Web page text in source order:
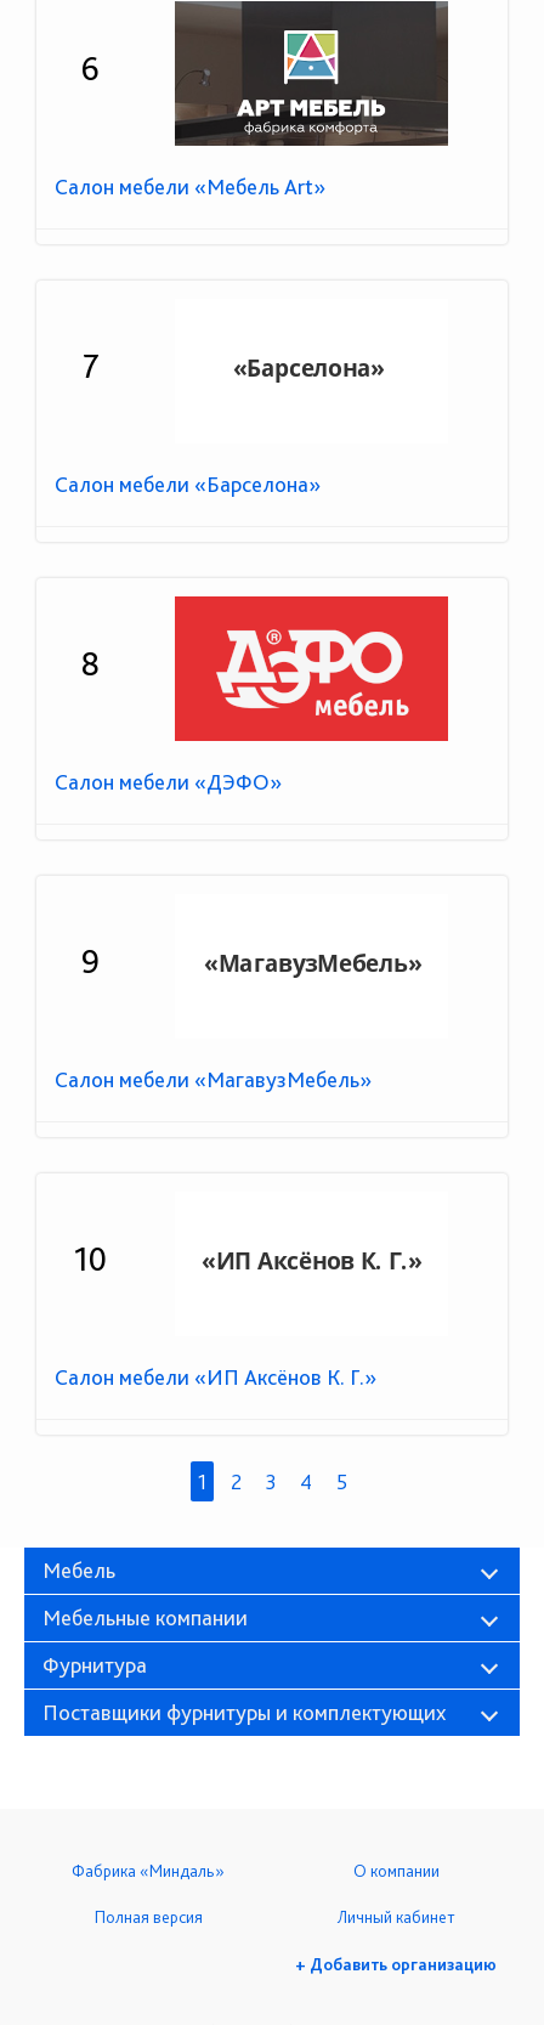
6
Салон мебели «Мебель Art»
7
Салон мебели «Барселона»
8
Салон мебели «ДЭФО»
9
Салон мебели «МагавузМебель»
10
Салон мебели «ИП Аксёнов К. Г.»
1 2 3 4 5
Мебель
Мебельные компании
Фурнитура
Поставщики фурнитуры и комплектующих
Фабрика «Миндаль» О компании
Полная версия Личный кабинет
+ Добавить организацию